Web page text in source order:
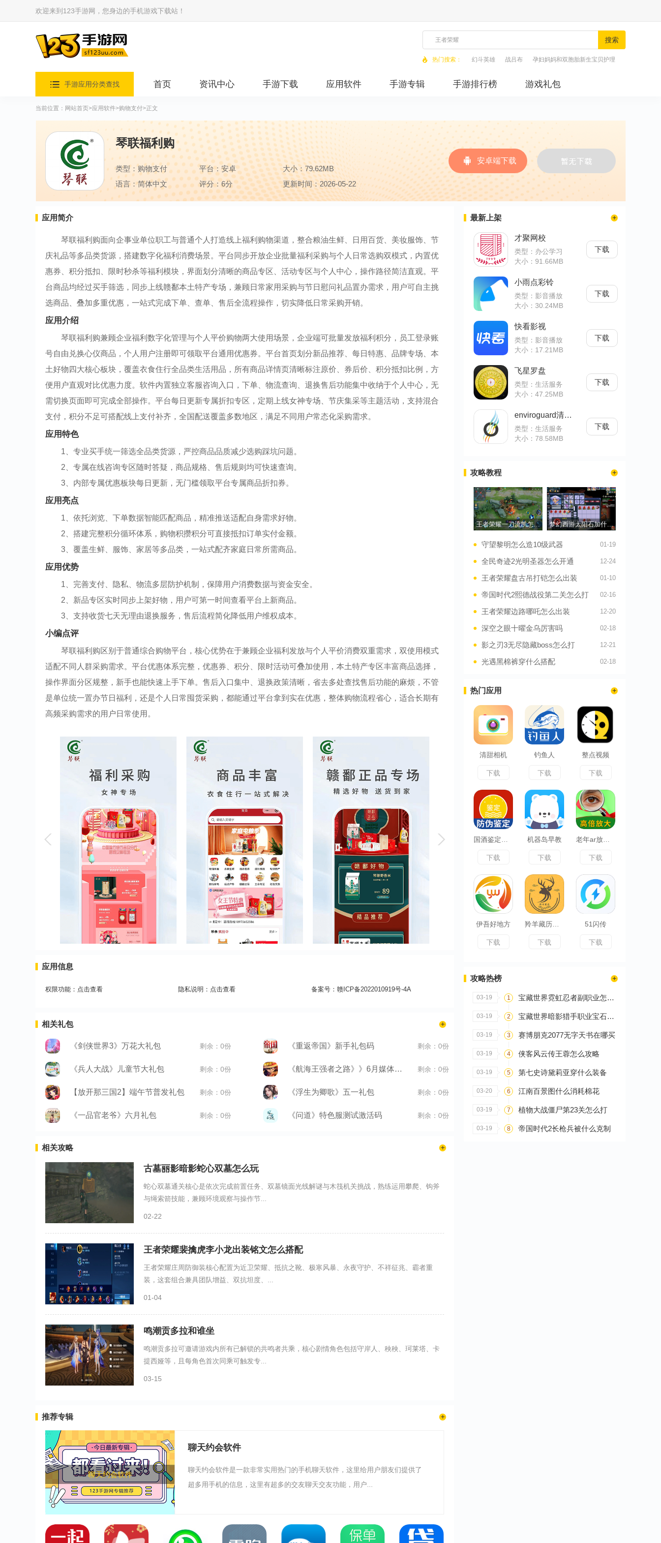
欢迎来到123手游网，您身边的手机游戏下载站！
搜索
热门搜索： 幻斗英雄 战吕布 孕妇妈妈和双胞胎新生宝贝护理
手游应用分类查找 首页 资讯中心 手游下载 应用软件 手游专辑 手游排行榜 游戏礼包
当前位置： 网站首页>应用软件>购物支付>正文
琴联福利购
类型：购物支付 平台：安卓
大小：79.62MB
语言：简体中文
评分：6分 更新时间：2026-05-22
安卓端下载
应用简介
琴联福利购面向企事业单位职工与普通个人打造线上福利购物渠道，整合粮油生鲜、日用百货、美妆服饰、节
庆礼品等多品类货源，搭建数字化福利消费场景。平台同步开放企业批量福利采购与个人日常选购双模式，内置优
惠券、积分抵扣、限时秒杀等福利模块，界面划分清晰的商品专区、活动专区与个人中心，操作路径简洁直观。平
台商品均经过买手筛选，同步上线赣鄱本土特产专场，兼顾日常家用采购与节日慰问礼品置办需求，用户可自主挑
选商品、叠加多重优惠，一站式完成下单、查单、售后全流程操作，切实降低日常采购开销。
应用介绍
琴联福利购兼顾企业福利数字化管理与个人平价购物两大使用场景，企业端可批量发放福利积分，员工登录账
号自由兑换心仪商品，个人用户注册即可领取平台通用优惠券。平台首页划分新品推荐、每日特惠、品牌专场、本
土好物四大核心板块，覆盖衣食住行全品类生活用品，所有商品详情页清晰标注原价、券后价、积分抵扣比例，方
便用户直观对比优惠力度。软件内置独立客服咨询入口，下单、物流查询、退换售后功能集中收纳于个人中心，无
需切换页面即可完成全部操作。平台每日更新专属折扣专区，定期上线女神专场、节庆集采等主题活动，支持混合
支付，积分不足可搭配线上支付补齐，全国配送覆盖多数地区，满足不同用户常态化采购需求。
应用特色
1、专业买手统一筛选全品类货源，严控商品品质减少选购踩坑问题。
2、专属在线咨询专区随时答疑，商品规格、售后规则均可快速查询。
3、内部专属优惠板块每日更新，无门槛领取平台专属商品折扣券。
应用亮点
1、依托浏览、下单数据智能匹配商品，精准推送适配自身需求好物。
2、搭建完整积分循环体系，购物积攒积分可直接抵扣订单实付金额。
3、覆盖生鲜、服饰、家居等多品类，一站式配齐家庭日常所需商品。
应用优势
1、完善支付、隐私、物流多层防护机制，保障用户消费数据与资金安全。
2、新品专区实时同步上架好物，用户可第一时间查看平台上新商品。
3、支持收货七天无理由退换服务，售后流程简化降低用户维权成本。
小编点评
琴联福利购区别于普通综合购物平台，核心优势在于兼顾企业福利发放与个人平价消费双重需求，双使用模式
适配不同人群采购需求。平台优惠体系完整，优惠券、积分、限时活动可叠加使用，本土特产专区丰富商品选择，
操作界面分区规整，新手也能快速上手下单。售后入口集中、退换政策清晰，省去多处查找售后功能的麻烦，不管
是单位统一置办节日福利，还是个人日常囤货采购，都能通过平台拿到实在优惠，整体购物流程省心，适合长期有
高频采购需求的用户日常使用。
应用信息
权限功能： 点击查看 隐私说明： 点击查看 备案号： 赣ICP备2022010919号-4A
相关礼包
《剑侠世界3》万花大礼包 剩余：0份 《重返帝国》新手礼包码 剩余：0份
《兵人大战》儿童节大礼包 剩余：0份 《航海王强者之路》》6月媒体礼包 剩余：0份
【放开那三国2】端午节普发礼包 剩余：0份 《浮生为卿歌》五一礼包 剩余：0份
《一品官老爷》六月礼包 剩余：0份 《问道》特色服测试激活码 剩余：0份
相关攻略
古墓丽影暗影蛇心双墓怎么玩
蛇心双墓通关核心是依次完成前置任务、双墓镜面光线解谜与木筏机关挑战，熟练运用攀爬、钩斧
与绳索箭技能，兼顾环境观察与操作节...
02-22
王者荣耀裴擒虎李小龙出装铭文怎么搭配
王者荣耀庄周防御装核心配置为近卫荣耀、抵抗之靴、极寒风暴、永夜守护、不祥征兆、霸者重
装，这套组合兼具团队增益、双抗坦度、...
01-04
鸣潮贡多拉和谁坐
鸣潮贡多拉可邀请游戏内所有已解锁的共鸣者共乘，核心剧情角色包括守岸人、秧秧、珂莱塔、卡
提西娅等，且每角色首次同乘可触发专...
03-15
推荐专辑
聊天约会软件
聊天约会软件
聊天约会软件是一款非常实用热门的手机聊天软件，这里给用户朋友们提供了
超多用手机的信息，这里有超多的交友聊天交友功能，用户...
最新上架
才聚网校
类型：办公学习
大小：91.66MB
下载
小雨点彩铃
类型：影音播放
大小：30.24MB
下载
快看影视
类型：影音播放
大小：17.21MB
下载
飞星罗盘
类型：生活服务
大小：47.25MB
下载
enviroguard清新空气
类型：生活服务
大小：78.58MB
下载
攻略教程
王者荣耀一刀流凯怎么出装 梦幻西游太阳石加什么属性
守望黎明怎么造10级武器 01-19
全民奇迹2光明圣器怎么开通 12-24
王者荣耀盘古吊打铠怎么出装 01-10
帝国时代2熙德战役第二关怎么打 02-16
王者荣耀边路哪吒怎么出装 12-20
深空之眼十曜金乌厉害吗 02-18
影之刃3无尽隐藏boss怎么打 12-21
光遇黑棉裤穿什么搭配 02-18
热门应用
清甜相机
下载
钓鱼人
下载
整点视频
下载
下载
机器岛早教
下载 下载
伊吾好地方
下载 下载
51闪传
下载
攻略热榜
03-19 1 宝藏世界霓虹忍者副职业怎么选
03-19 2 宝藏世界暗影猎手职业宝石怎么搭配
03-19 3 赛博朋克2077无字天书在哪买
03-19 4 侠客风云传王蓉怎么攻略
03-19 5 第七史诗黛莉亚穿什么装备
03-20 6 江南百景图什么消耗棉花
03-19 7 植物大战僵尸第23关怎么打
03-19 8 帝国时代2长枪兵被什么克制